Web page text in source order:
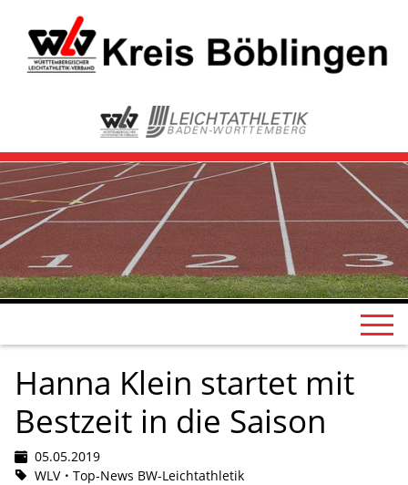
Hanna Klein startet mit
Bestzeit in die Saison
05.05.2019
WLV
Top-News BW-Leichtathletik